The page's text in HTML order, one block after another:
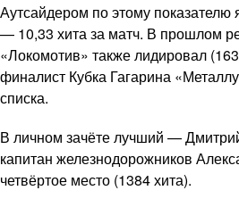
Аутсайдером по этому показателю
— 10,33 хита за матч. В прошлом
«Локомотив» также лидировал
финалист Кубка Гагарина
списка.
В личном зачёте лучший —
капитан железнодорожников
четвёртое место (1384 хита).